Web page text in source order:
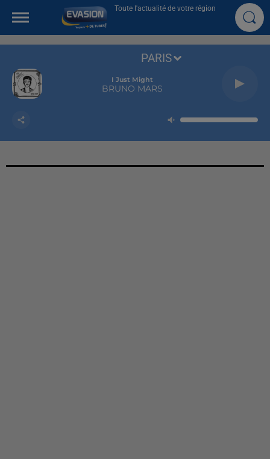
Toute l'actualité de votre région
I Just Might
BRUNO MARS
PARIS